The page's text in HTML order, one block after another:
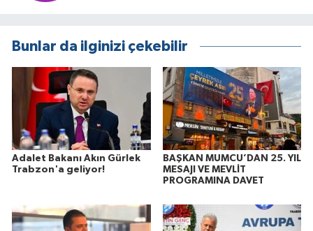
Bunlar da ilginizi çekebilir
Adalet Bakanı Akın Gürlek
Trabzon'a geliyor!
BAŞKAN MUMCU’DAN 25. YIL
MESAJI VE MEVLİT
PROGRAMINA DAVET